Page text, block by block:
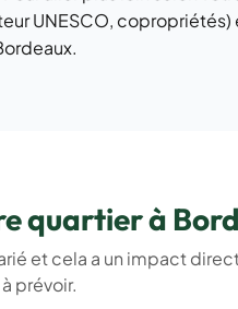
UNESCO, copropriétés)
.
quartier à
et cela a un impact
prévoir.